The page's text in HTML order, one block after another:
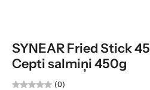
SYNEAR Fried Stick
Cepti salmiņi 450g
(0)